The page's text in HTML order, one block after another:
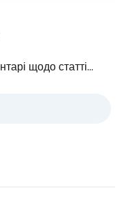
щодо статті...